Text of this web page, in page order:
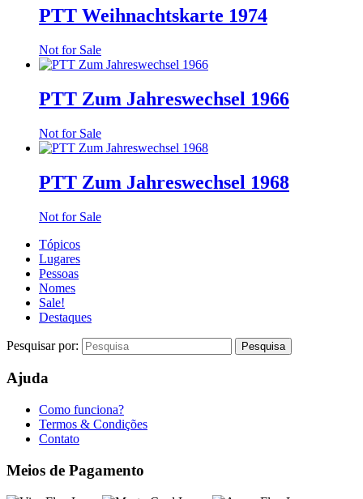
PTT Weihnachtskarte 1974
Not for Sale
PTT Zum Jahreswechsel 1966
Not for Sale
PTT Zum Jahreswechsel 1968
Not for Sale
Tópicos
Lugares
Pessoas
Nomes
Sale!
Destaques
Pesquisar por:
Ajuda
Como funciona?
Termos & Condições
Contato
Meios de Pagamento